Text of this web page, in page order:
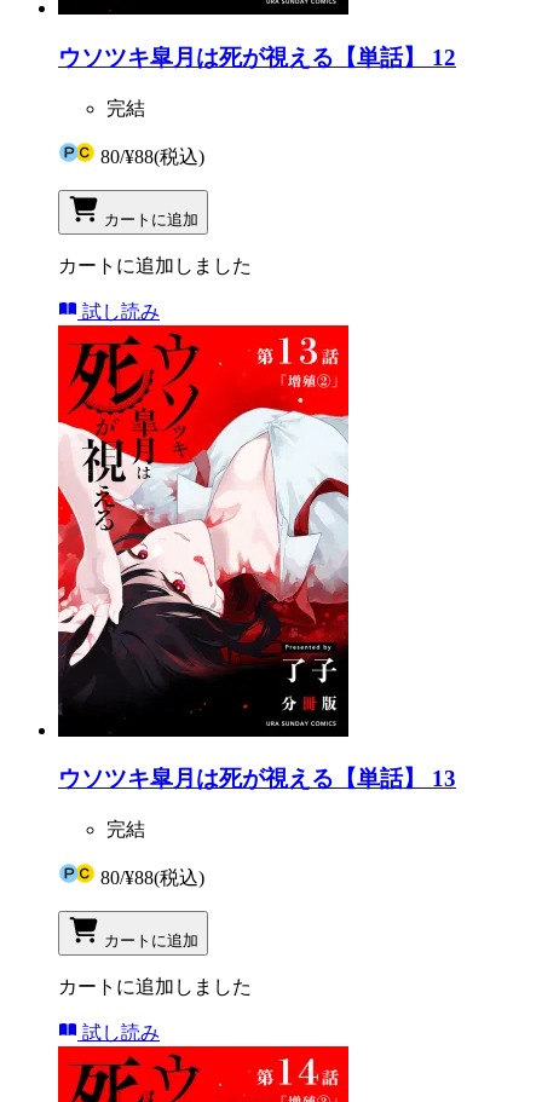
ウソツキ皐月は死が視える【単話】 12
完結
80/¥88(税込)
カートに追加
カートに追加しました
試し読み
ウソツキ皐月は死が視える【単話】 13
完結
80/¥88(税込)
カートに追加
カートに追加しました
試し読み